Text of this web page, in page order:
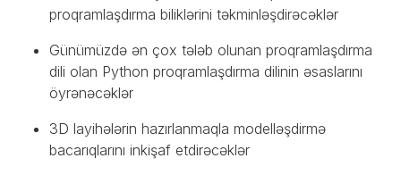
proqramlaşdırma biliklərini təkminləşdirəcəklər
Günümüzdə ən çox tələb olunan proqramlaşdırma
dili olan Python proqramlaşdırma dilinin əsaslarını
öyrənəcəklər
3D layihələrin hazırlanmaqla modelləşdirmə
bacarıqlarını inkişaf etdirəcəklər